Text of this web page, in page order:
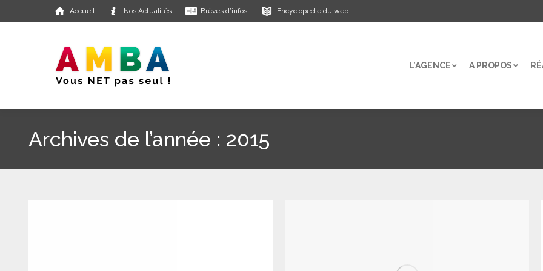
Accueil Nos Actualités Brèves d’infos Encyclopedie du web
L’AGENCE A PROPOS
Archives de l’année : 2015